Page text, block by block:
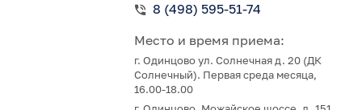
8 (498) 595-51-74
Место и время приема:
г. Одинцово ул. Солнечная д. 20 (ДК
Солнечный). Первая среда месяца,
16.00-18.00